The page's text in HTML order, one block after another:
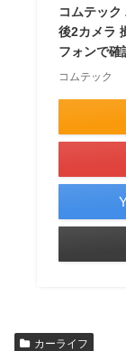
コムテッ
後2カメラ
フォンで確
コムテック
カーライフ